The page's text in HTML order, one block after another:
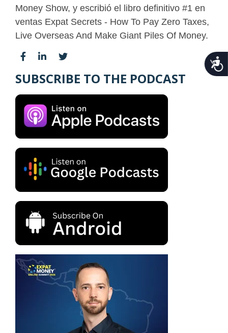
Money Show, y escribió el libro definitivo #1 en
ventas Expat Secrets - How To Pay Zero Taxes,
Live Overseas And Make Giant Piles Of Money.
SUBSCRIBE TO THE PODCAST